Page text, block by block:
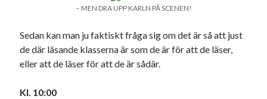
– MEN DRA UPP KARLN PÅ SCENEN!
Sedan kan man ju faktiskt fråga sig om det är så att just
de där läsande klasserna är som de är för att de läser,
eller att de läser för att de är sådär.
Kl. 10:00